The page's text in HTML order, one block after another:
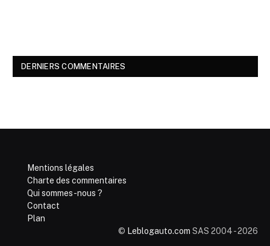
DERNIERS COMMENTAIRES
Mentions légales
Charte des commentaires
Qui sommes-nous ?
Contact
Plan
© Leblogauto.com SAS 2004 - 2026